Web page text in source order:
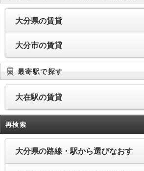
2階/地上4階建 2.2万円 1K
202号室
3階/地上5階建
202号号室 5.5万円 1DK
大分県の賃貸
大分市の賃貸
最寄駅で探す
大在駅の賃貸
再検索
大分県の路線・駅から選びなおす